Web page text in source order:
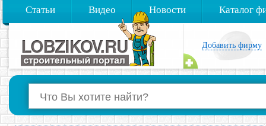
Статьи Видео Новости Каталог
Добавить фирму